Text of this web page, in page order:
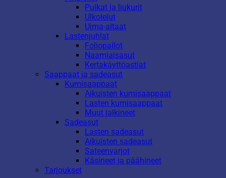
Pulkat ja liukurit
Ulkolelut
Uima-altaat
Lastenjuhlat
Foliopallot
Naamiaisasut
Kertakäyttöastiat
Saappaat ja sadeasut
Kumisaappaat
Aikuisten kumisaappaat
Lasten kumisaappaat
Muut jalkineet
Sadeasut
Lasten sadeasut
Aikuisten sadeasut
Sateenvarjot
Käsineet ja päähineet
Tarjoukset